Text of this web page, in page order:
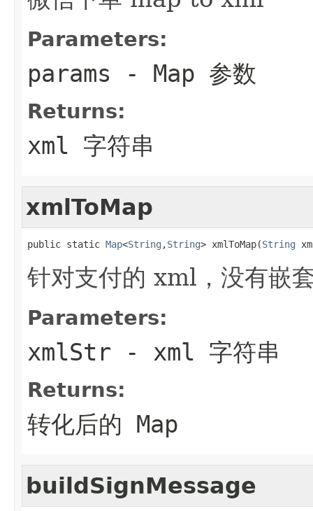
Parameters:
params - Map 参数
Returns:
xml 字符串
xmlToMap
public static Map<String ,String> xmlToMap(String
针对支付的 xml，没有嵌
Parameters:
xmlStr - xml 字符串
Returns:
转化后的 Map
buildSignMessage